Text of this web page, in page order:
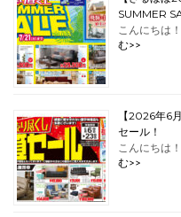
SUMMER
こんにちは
む>>
【2026年6
セール！
こんにちは
む>>